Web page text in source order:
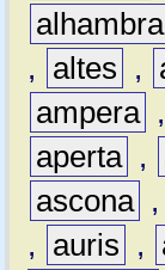
alhambra
,
altes ,
ampera ,
aperta ,
ascona ,
,
auris ,